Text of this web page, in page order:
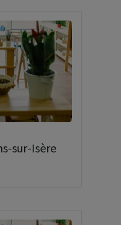
sur-Isère